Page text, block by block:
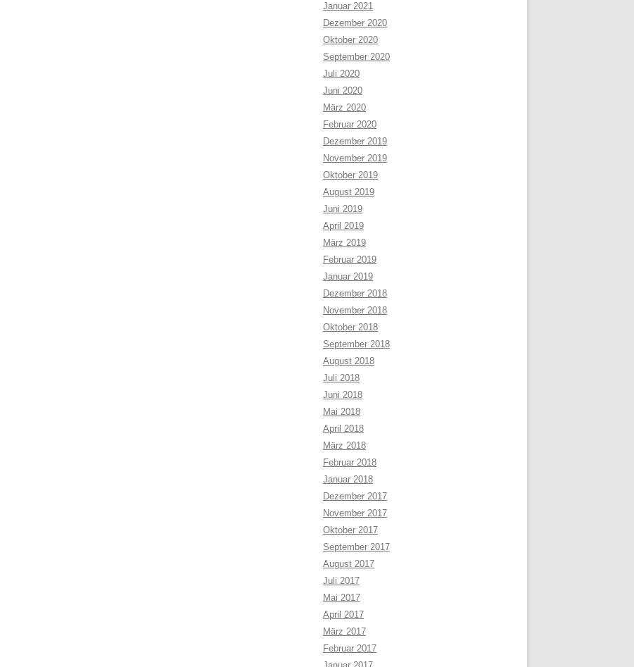
Januar 2021
Dezember 2020
Oktober 2020
September 2020
Juli 2020
Juni 2020
März 2020
Februar 2020
Dezember 2019
November 2019
Oktober 2019
August 2019
Juni 2019
April 2019
März 2019
Februar 2019
Januar 2019
Dezember 2018
November 2018
Oktober 2018
September 2018
August 2018
Juli 2018
Juni 2018
Mai 2018
April 2018
März 2018
Februar 2018
Januar 2018
Dezember 2017
November 2017
Oktober 2017
September 2017
August 2017
Juli 2017
Mai 2017
April 2017
März 2017
Februar 2017